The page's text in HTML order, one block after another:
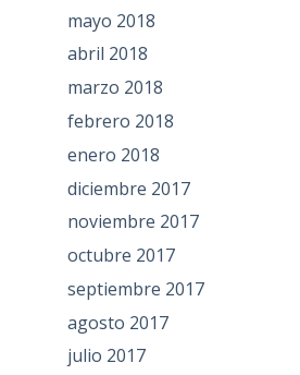
mayo 2018
abril 2018
marzo 2018
febrero 2018
enero 2018
diciembre 2017
noviembre 2017
octubre 2017
septiembre 2017
agosto 2017
julio 2017